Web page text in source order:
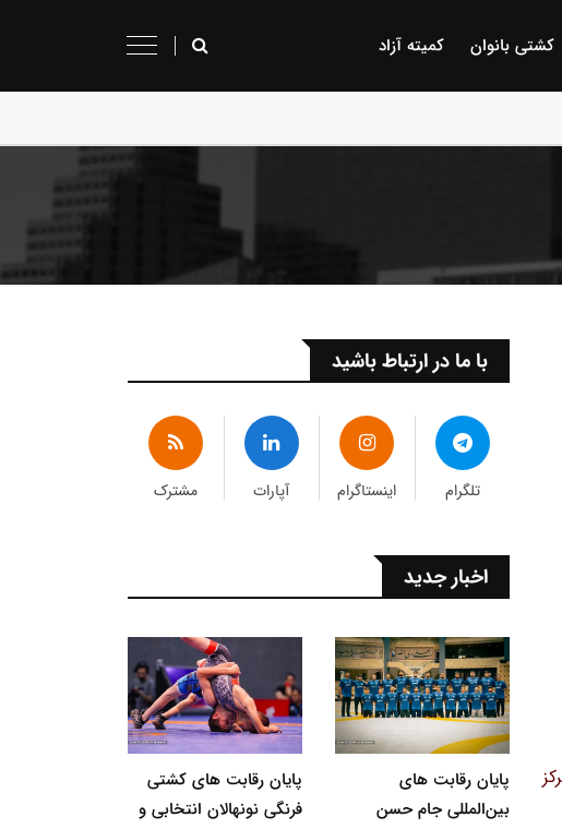
كشتی بانوان کمیته آزاد
با ما در ارتباط باشید
تلگرام اینستاگرام آپارات مشترک
اخبار جدید
پایان رقابت های
بین‌المللی جام حسن
پایان رقابت های کشتی
فرنگی نونهالان انتخابی و